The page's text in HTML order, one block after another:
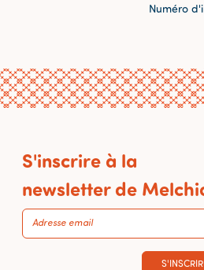
Numéro
S'inscrire à la
newsletter de